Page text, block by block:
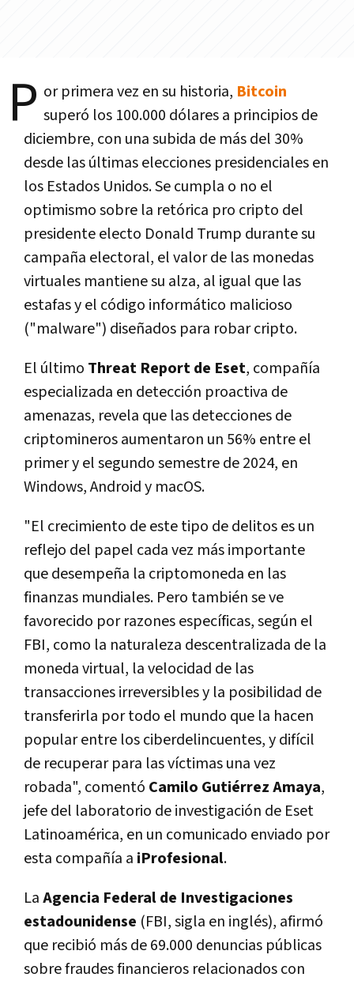
P or primera vez en su historia, Bitcoin
superó los 100.000 dólares a principios de
diciembre, con una subida de más del 30%
desde las últimas elecciones presidenciales en
los Estados Unidos. Se cumpla o no el
optimismo sobre la retórica pro cripto del
presidente electo Donald Trump durante su
campaña electoral, el valor de las monedas
virtuales mantiene su alza, al igual que las
estafas y el código informático malicioso
("malware") diseñados para robar cripto.
El último Threat Report de Eset, compañía
especializada en detección proactiva de
amenazas, revela que las detecciones de
criptomineros aumentaron un 56% entre el
primer y el segundo semestre de 2024, en
Windows, Android y macOS.
"El crecimiento de este tipo de delitos es un
reflejo del papel cada vez más importante
que desempeña la criptomoneda en las
finanzas mundiales. Pero también se ve
favorecido por razones específicas, según el
FBI, como la naturaleza descentralizada de la
moneda virtual, la velocidad de las
transacciones irreversibles y la posibilidad de
transferirla por todo el mundo que la hacen
popular entre los ciberdelincuentes, y difícil
de recuperar para las víctimas una vez
robada", comentó Camilo Gutiérrez Amaya,
jefe del laboratorio de investigación de Eset
Latinoamérica, en un comunicado enviado por
esta compañía a iProfesional.
LaAgencia Federal de Investigaciones
estadounidense (FBI, sigla en inglés), afirmó
que recibió más de 69.000 denuncias públicas
sobre fraudes financieros relacionados con